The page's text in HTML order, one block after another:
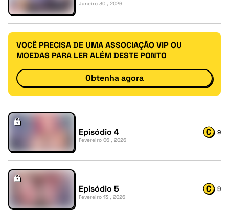
Janeiro 30 , 2026
VOCÊ PRECISA DE UMA ASSOCIAÇÃO VIP OU
MOEDAS PARA LER ALÉM DESTE PONTO
Obtenha agora
Episódio 4
Fevereiro 06 , 2026
9
Episódio 5
Fevereiro 13 , 2026
9